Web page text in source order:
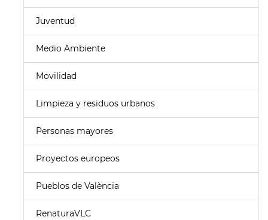
Juventud
Medio Ambiente
Movilidad
Limpieza y residuos urbanos
Personas mayores
Proyectos europeos
Pueblos de València
RenaturaVLC